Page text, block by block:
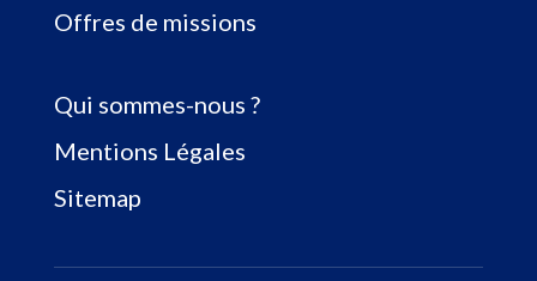
Offres de missions
Qui sommes-nous ?
Mentions Légales
Sitemap